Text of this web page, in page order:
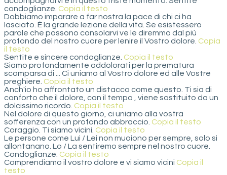
condoglianze. Copia il testo
Dobbiamo imparare a far nostra la pace di chi ci ha
lasciato. È la grande lezione della vita. Se esistessero
parole che possono consolarvi ve le diremmo dal più
profondo del nostro cuore per lenire il Vostro dolore. Copia
il testo
Sentite e sincere condoglianze. Copia il testo
Siamo profondamente addolorati per la prematura
scomparsa di ... Ci uniamo al Vostro dolore ed alle Vostre
preghiere. Copia il testo
Anch'io ho affrontato un distacco come questo. Ti sia di
conforto che il dolore, con il tempo , viene sostituito da un
dolcissimo ricordo. Copia il testo
Nel dolore di questo giorno, ci uniamo alla vostra
sofferenza con un profondo abbraccio. Copia il testo
Coraggio. Ti siamo vicini. Copia il testo
Le persone come Lui / Lei non muoiono per sempre, solo si
allontanano. Lo / La sentiremo sempre nel nostro cuore.
Condoglianze. Copia il testo
Comprendiamo il vostro dolore e vi siamo vicini Copia il
testo